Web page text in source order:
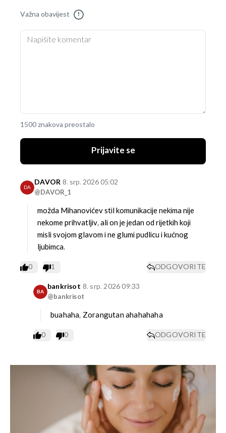
Važna obavijest !
1500 znakova preostalo
Prijavite se
DA
DAVOR
@DAVOR_1
8. srp. 2026 05:02
možda Mihanovićev stil komunikacije nekima nije
nekome prihvatljiv, ali on je jedan od rijetkih koji
misli svojom glavom i ne glumi pudlicu i kućnog
ljubimca.
0 1 ODGOVORITE
BA
bankrisot
@bankrisot
8. srp. 2026 09:33
buahaha, Zorangutan ahahahaha
0 0 ODGOVORITE